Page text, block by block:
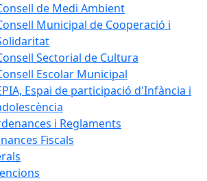
de Medi Ambient
Municipal de Cooperació i
Sectorial de Cultura
Escolar Municipal
Espai de participació d'Infància i
i Reglaments
Fiscals